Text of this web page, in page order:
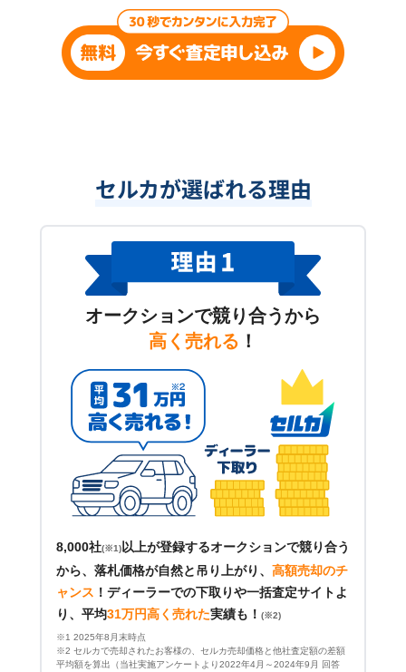
セルカが選ばれる理由
オークションで競り合うから
高く売れる ！
8,000社(※1) 以上が登録するオークションで競り合う
から、落札価格が自然と吊り上がり、 高額売却のチ
ャンス ！ ディーラーでの下取りや一括査定サイトよ
り、平均31万円高く売れた実績も！ (※2)
※1 2025年8月末時点
※2 セルカで売却されたお客様の、セルカ売却価格と他社査定額の差額
平均額を算出（当社実施アンケートより2022年4月～2024年9月 回答